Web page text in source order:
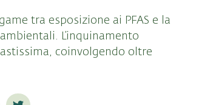
tra esposizione ai PFAS e la
L’inquinamento
coinvolgendo oltre